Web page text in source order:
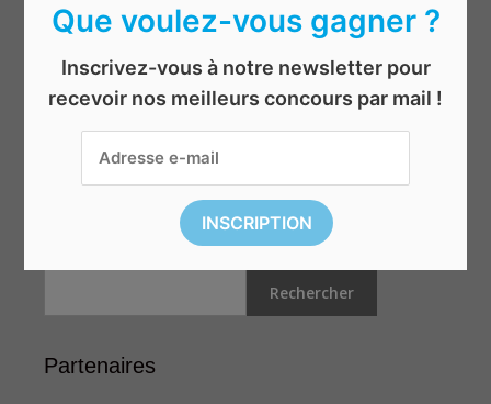
Jeux & jouets
Shopping
Top concours
Voyages
Rechercher
Partenaires
Que voulez-vous gagner ?
Inscrivez-vous à notre newsletter pour
recevoir nos meilleurs concours par mail !